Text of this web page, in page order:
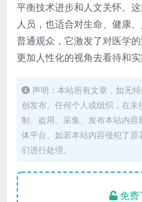
平衡技术进步和人文关怀。
人员，也适合对生命、健康
普通观众，它激发了对医学
更加人性化的视角去看待和实
声明：本站所有文章，如无
创发布。任何个人或组织，在未
制、盗用、采集、发布本站内
体平台。如若本站内容侵犯了
们进行处理。
免费